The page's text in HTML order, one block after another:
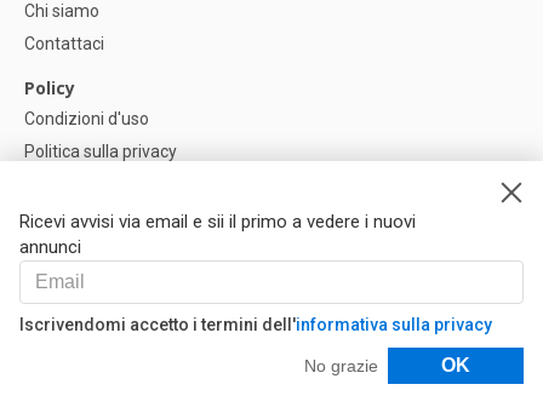
Ricevi avvisi via email e sii il primo a vedere i nuovi
annunci
Iscrivendomi accetto i termini dell'informativa sulla privacy
No grazie OK
Chi siamo
Contattaci
Policy
Condizioni d'uso
Politica sulla privacy
Impostazioni dei cookie
Help
FAQ
I Nostri Partner